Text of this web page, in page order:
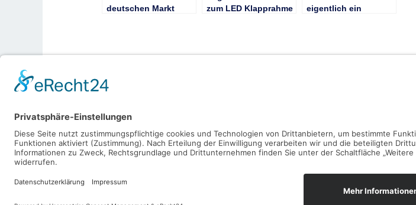
deutschen Markt
zum LED Klapprahme
eigentlich ein
←Vorheriger Beitrag
Copyright © 2026 Technikstarter